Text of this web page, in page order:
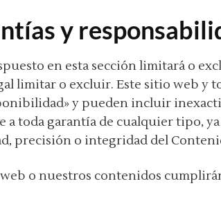
y
en esta sección limitará o
limitar o excluir. Este sitio web y
y pueden incluir
a toda garantía de cualquier tipo,
precisión o integridad del
o nuestros contenidos